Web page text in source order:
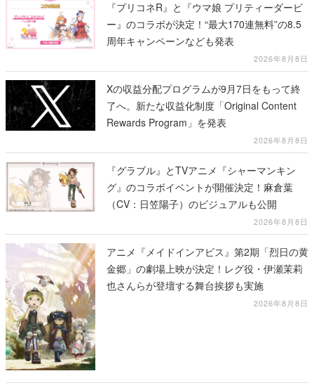
2026年8月8日
Xの収益分配プログラムが9月7日をもって終
了へ。新たな収益化制度「Original Content
Rewards Program」を発表
2026年8月8日
『グラブル』とTVアニメ『シャーマンキン
グ』のコラボイベントが開催決定！麻倉葉
（CV：日笠陽子）のビジュアルも公開
2026年8月8日
アニメ『メイドインアビス』第2期「烈日の黄
金郷」の劇場上映が決定！レグ役・伊瀬茉莉
也さんらが登壇する舞台挨拶も実施
2026年8月8日
Steamで配信中。ドット絵の大自然で、喧騒